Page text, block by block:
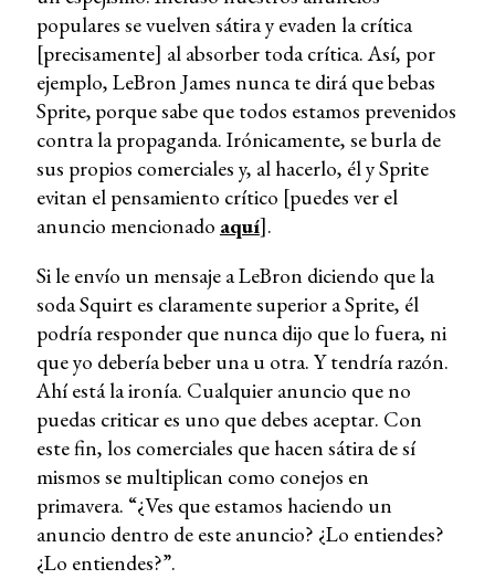
populares se vuelven sátira y evaden la crítica
[precisamente] al absorber toda crítica. Así, por
ejemplo, LeBron James nunca te dirá que bebas
Sprite, porque sabe que todos estamos prevenidos
contra la propaganda. Irónicamente, se burla de
sus propios comerciales y, al hacerlo, él y Sprite
evitan el pensamiento crítico [puedes ver el
anuncio mencionado aquí].
Si le envío un mensaje a LeBron diciendo que la
soda Squirt es claramente superior a Sprite, él
podría responder que nunca dijo que lo fuera, ni
que yo debería beber una u otra. Y tendría razón.
Ahí está la ironía. Cualquier anuncio que no
puedas criticar es uno que debes aceptar. Con
este fin, los comerciales que hacen sátira de sí
mismos se multiplican como conejos en
primavera. “¿Ves que estamos haciendo un
anuncio dentro de este anuncio? ¿Lo entiendes?
¿Lo entiendes?”.